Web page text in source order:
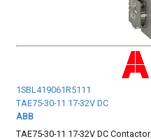
1SBL419061R5111
TAE75-30-11 17-32V DC
ABB
TAE75-30-11 17-32V DC Contactor